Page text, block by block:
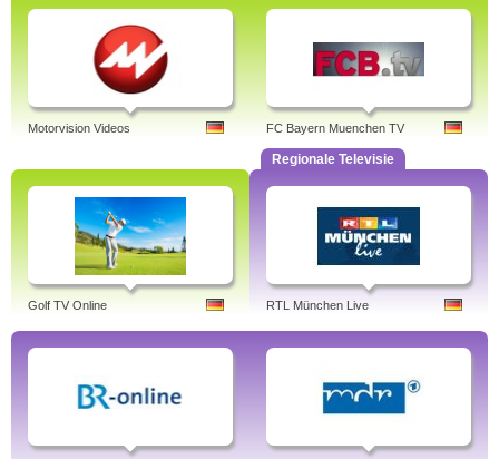
Motorvision Videos FC Bayern Muenchen TV
Golf TV Online
Regionale Televisie
RTL München Live